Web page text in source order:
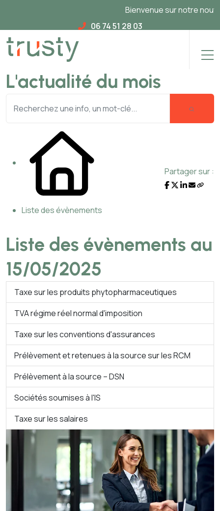
Bienvenue sur notre
06 74 51 28 03
L'actualité du mois
Liste des évènements
Partager sur :
Liste des évènements au
15/05/2025
Taxe sur les produits phytopharmaceutiques
TVA régime réel normal d'imposition
Taxe sur les conventions d'assurances
Prélèvement et retenues à la source sur les RCM
Prélèvement à la source – DSN
Sociétés soumises à l'IS
Taxe sur les salaires